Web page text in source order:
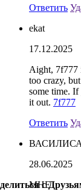
Ответить
ekat
17.12.2025
Aight, 7f777
too crazy,
some time. If
it out. 7f777
Ответить
28.06.2025
с
МНЕ